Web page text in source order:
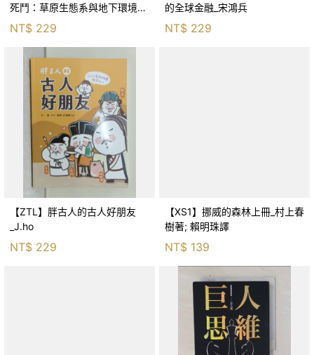
死鬥：草原生態系與地下環境的
生存適應_柯智元
NT$ 229
的全球金融_宋鴻兵
NT$ 229
【ZTL】胖古人的古人好朋友
_J.ho
NT$ 229
【XS1】挪威的森林上冊_村上春
樹著; 賴明珠譯
NT$ 139